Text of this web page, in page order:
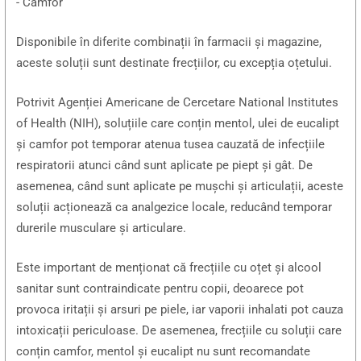
Disponibile în diferite combinații în farmacii și magazine,
aceste soluții sunt destinate frecțiilor, cu excepția oțetului.
Potrivit Agenției Americane de Cercetare National Institutes
of Health (NIH), soluțiile care conțin mentol, ulei de eucalipt
și camfor pot temporar atenua tusea cauzată de infecțiile
respiratorii atunci când sunt aplicate pe piept și gât. De
asemenea, când sunt aplicate pe mușchi și articulații, aceste
soluții acționează ca analgezice locale, reducând temporar
durerile musculare și articulare.
Este important de menționat că frecțiile cu oțet și alcool
sanitar sunt contraindicate pentru copii, deoarece pot
provoca iritații și arsuri pe piele, iar vaporii inhalati pot cauza
intoxicații periculoase. De asemenea, frecțiile cu soluții care
conțin camfor, mentol și eucalipt nu sunt recomandate